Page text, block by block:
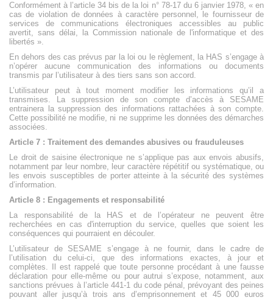
Conformément à l’article 34 bis de la loi n° 78-17 du 6 janvier 1978, « en
cas de violation de données à caractère personnel, le fournisseur de
services de communications électroniques accessibles au public
avertit, sans délai, la Commission nationale de l'informatique et des
libertés ».
En dehors des cas prévus par la loi ou le règlement, la HAS s’engage à
n’opérer aucune communication des informations ou documents
transmis par l’utilisateur à des tiers sans son accord.
L’utilisateur peut à tout moment modifier les informations qu’il a
transmises. La suppression de son compte d’accès à SESAME
entrainera la suppression des informations rattachées à son compte.
Cette possibilité ne modifie, ni ne supprime les données des démarches
associées.
Article 7 : Traitement des demandes abusives ou frauduleuses
Le droit de saisine électronique ne s’applique pas aux envois abusifs,
notamment par leur nombre, leur caractère répétitif ou systématique, ou
les envois susceptibles de porter atteinte à la sécurité des systèmes
d’information.
Article 8 : Engagements et responsabilité
La responsabilité de la HAS et de l’opérateur ne peuvent être
recherchées en cas d'interruption du service, quelles que soient les
conséquences qui pourraient en découler.
L’utilisateur de SESAME s’engage à ne fournir, dans le cadre de
l’utilisation du celui-ci, que des informations exactes, à jour et
complètes. Il est rappelé que toute personne procédant à une fausse
déclaration pour elle-même ou pour autrui s’expose, notamment, aux
sanctions prévues à l’article 441-1 du code pénal, prévoyant des peines
pouvant aller jusqu’à trois ans d’emprisonnement et 45 000 euros